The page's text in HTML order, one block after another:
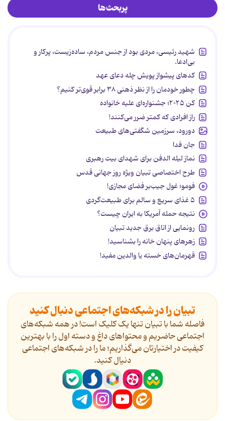
پربحث‌ها
شهید رئیسی، مردی بود از جنس مردم، ساده‌زیست، پرکار و
بی‌ادعا.
کدهای پیشواز پویش چله دعای عهد
چطور خودمان را از نظر ذهنی ۳۸ برابر قوی‌تر کنیم؟
کن ۲۰۲۵؛ جشنواره‌ای علیه خانواده
راز افرادی که کمتر ضرر می‌کنند!
دورود، سرزمین شگفتی‌های طبیعت
جان فدا
نماز لیله الدفن برای شهدای بیت رهبری
طرح اختصاصی تبیان ویژه روز جهانی قدس
فومو؛ غول جیب‌بر فضای مجازی!
۵ غذای سریع و سالم برای طبیعت‌گردی
نتیجه حمله آمریکا به ایران چیست؟
رونمایی از اتاق برق جدید تبیان
زهرهای پنهان خانه را بشناسید!
قهرمان‌های خسته یا والدین مفید!
تبیان را در شبکه‌های اجتماعی دنبال کنید
فاصله شما با تبیان تنها یک کلیک است! در همه شبکه‌های
اجتماعی حاضریم و محتواهای داغ و دسته اول را با بهترین
کیفیت در اختیارتان می‌گذاریم؛ ما را در شبکه‌های اجتماعی
دنیال کنید.